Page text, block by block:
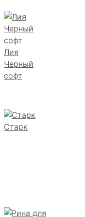
Лия
Черный
софт
Старк